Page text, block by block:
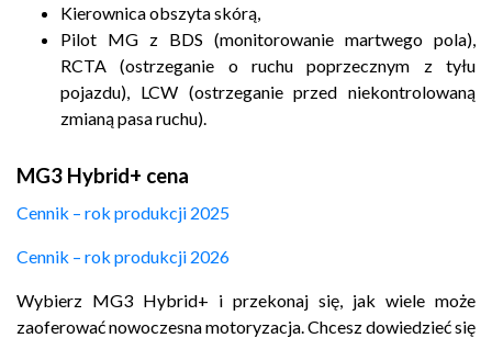
Kierownica obszyta skórą,
Pilot MG z BDS (monitorowanie martwego pola),
RCTA (ostrzeganie o ruchu poprzecznym z tyłu
pojazdu), LCW (ostrzeganie przed niekontrolowaną
zmianą pasa ruchu).
MG3 Hybrid+ cena
Cennik – rok produkcji 2025
Cennik – rok produkcji 2026
Wybierz MG3 Hybrid+ i przekonaj się, jak wiele może
zaoferować nowoczesna motoryzacja. Chcesz dowiedzieć się